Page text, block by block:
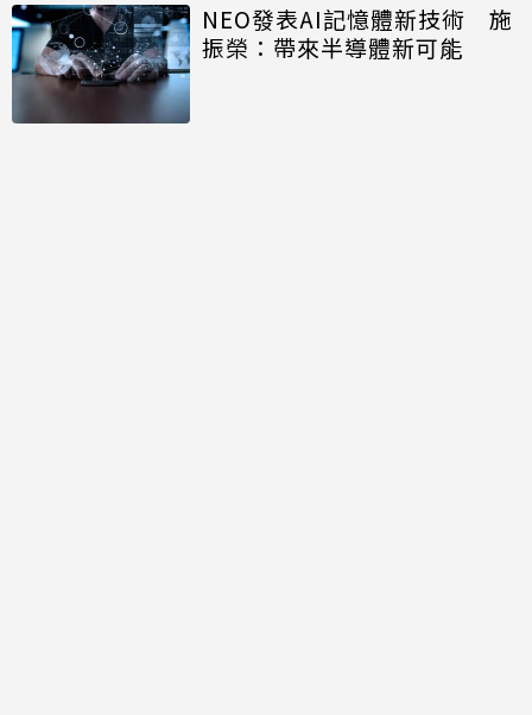
NEO發表AI記憶體新技術 施
振榮：帶來半導體新可能